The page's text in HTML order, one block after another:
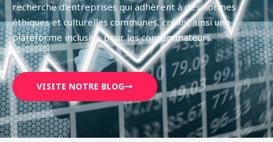
recherche d’entreprises qui adhèrent à des normes
éthiques et culturelles communes, créant ainsi une
plateforme inclusive pour les consommateurs.
VISITE NOTRE BLOG